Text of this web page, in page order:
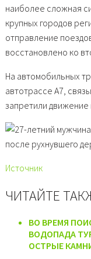
наиболее сложная
крупных городов
отправление
восстановлено ко
На автомобильных
автотрассе А7,
запретили движение
Источник
ЧИТАЙТЕ
ВО ВРЕМЯ
ВОДОПАДА
ОСТРЫЕ